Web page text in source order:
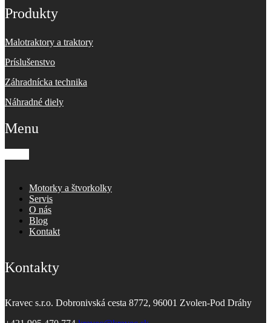
Produkty
Malotraktory a traktory
Príslušenstvo
Záhradnícka technika
Náhradné diely
Menu
Motorky a štvorkolky
Servis
O nás
Blog
Kontakt
Kontakty
Kravec s.r.o. Dobronivská cesta 8772, 96001 Zvolen-Pod Dráhy